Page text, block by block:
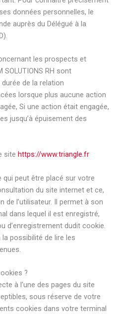
données personnelles, le
auprès du Délégué à la
les prospects et
SOLUTIONS RH sont
de la relation
lorsque plus aucune action
Si une action était engagée,
jusqu’à épuisement des
site https://www.triangle.fr
peut être placé sur votre
du site internet et ce,
de l’utilisateur. Il permet à son
dans lequel il est enregistré,
d’enregistrement dudit cookie.
la possibilité de lire les
?
à l’une des pages du site
sous réserve de votre
cookies dans votre terminal